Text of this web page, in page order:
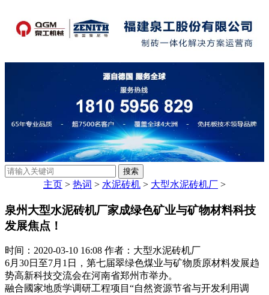
主页 > 热词 > 水泥砖机 > 大型水泥砖机厂 >
泉州大型水泥砖机厂家成绿色矿业与矿物材料科技
发展焦点！
时间：2020-03-10 16:08 作者：大型水泥砖机厂
6月30日至7月1日，第七届翠绿色煤业与矿物质原材料发展趋
势高新科技交流会在河南省郑州市举办。
融合國家地质学调研工程项目“自然资源节省与开发利用调